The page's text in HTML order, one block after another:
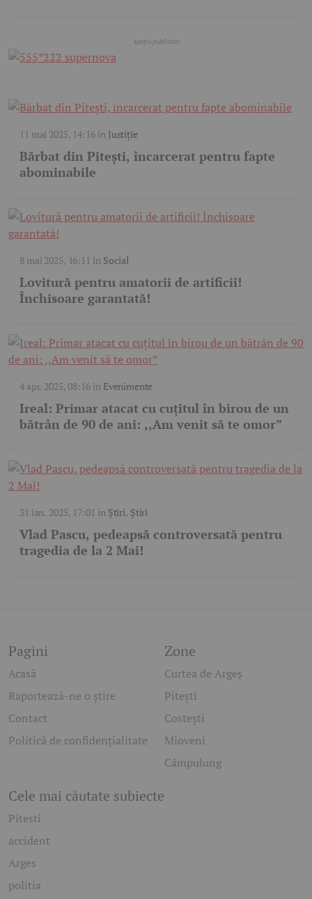
11 mai 2025, 14:16în Justiție
Bărbat din Pitești, încarcerat pentru fapte
abominabile
8 mai 2025, 16:11 în Social
Lovitură pentru amatorii de artificii!
Închisoare garantată!
4 apr. 2025, 08:16în Evenimente
Ireal: Primar atacat cu cuțitul în birou de un
bătrân de 90 de ani: ,,Am venit să te omor”
31 ian. 2025, 17:01 în Știri, Știri
Vlad Pascu, pedeapsă controversată pentru
tragedia de la 2 Mai!
Pagini
Acasă
Raportează-ne o știre
Contact
Politică de confidențialitate
Zone
Curtea de Argeș
Pitești
Costești
Mioveni
Câmpulung
Cele mai căutate subiecte
Pitesti
accident
Arges
politia